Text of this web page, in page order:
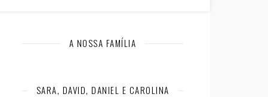
A NOSSA FAMÍLIA
SARA, DAVID, DANIEL E CAROLINA